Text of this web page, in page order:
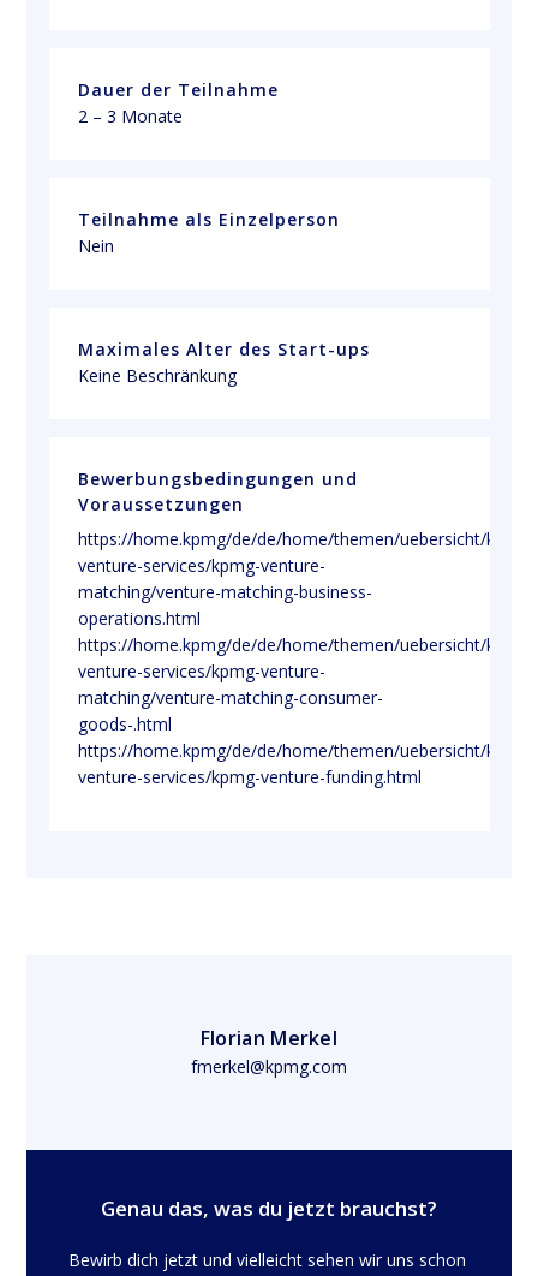
Dauer der Teilnahme
2 – 3 Monate
Teilnahme als Einzelperson
Nein
Maximales Alter des Start-ups
Keine Beschränkung
Bewerbungsbedingungen und
Voraussetzungen
https://home.kpmg/de/de/home/themen/uebersicht/kpmg-
venture-services/kpmg-venture-
matching/venture-matching-business-
operations.html
https://home.kpmg/de/de/home/themen/uebersicht/kpmg-
venture-services/kpmg-venture-
matching/venture-matching-consumer-
goods-.html
https://home.kpmg/de/de/home/themen/uebersicht/kpmg-
venture-services/kpmg-venture-funding.html
Florian Merkel
fmerkel@kpmg.com
Genau das, was du jetzt brauchst?
Bewirb dich jetzt und vielleicht sehen wir uns schon